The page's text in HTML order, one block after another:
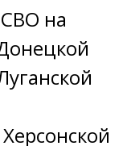
на